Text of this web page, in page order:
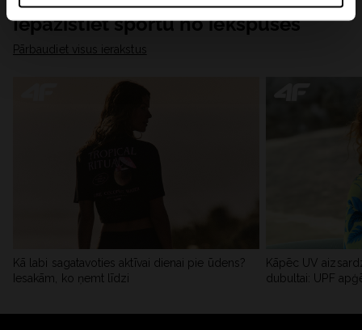
( piem. socialos tīklus). Detalizētu informāciju var atrast
mūsu Privātuma politikā un sadaļā "Detaļas".
Iepazīstiet sportu no iekšpuses
Pārbaudiet visus ierakstus
Kā labi sagatavoties aktīvai dienai pie ūdens?
Iesakām, ko ņemt līdzi
Kāpēc UV
dubultai: UPF